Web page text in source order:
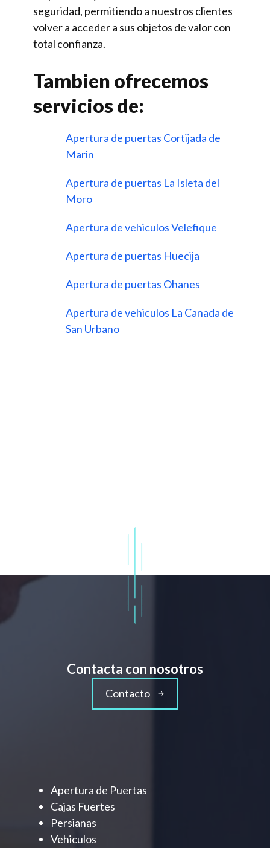
seguridad, permitiendo a nuestros clientes
volver a acceder a sus objetos de valor con
total confianza.
Tambien ofrecemos
servicios de:
Apertura de puertas Cortijada de
Marin
Apertura de puertas La Isleta del
Moro
Apertura de vehiculos Velefique
Apertura de puertas Huecija
Apertura de puertas Ohanes
Apertura de vehiculos La Canada de
San Urbano
Contacta con nosotros
Contacto
Apertura de Puertas
Cajas Fuertes
Persianas
Vehiculos